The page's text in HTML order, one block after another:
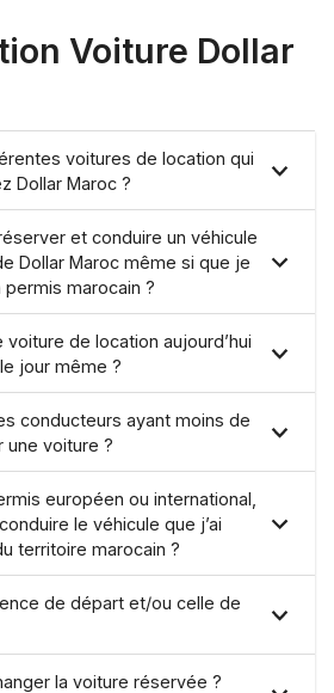
Voiture Dollar
voitures de location qui
Dollar Maroc ?
et conduire un véhicule
Dollar Maroc même si que je
permis marocain ?
de location aujourd’hui
jour même ?
conducteurs ayant moins de
une voiture ?
européen ou international,
le véhicule que j’ai
territoire marocain ?
de départ et/ou celle de
la voiture réservée ?